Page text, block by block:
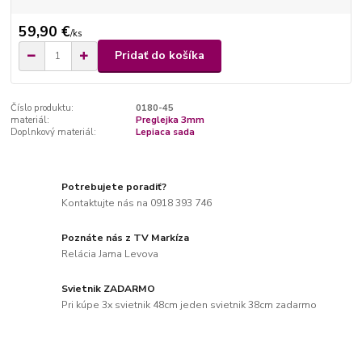
59,90 €/ks
Pridať do košíka
Číslo produktu:
0180-45
materiál:
Preglejka 3mm
Doplnkový materiál:
Lepiaca sada
Potrebujete poradiť?
Kontaktujte nás na 0918 393 746
Poznáte nás z TV Markíza
Relácia Jama Levova
Svietnik ZADARMO
Pri kúpe 3x svietnik 48cm jeden svietnik 38cm zadarmo